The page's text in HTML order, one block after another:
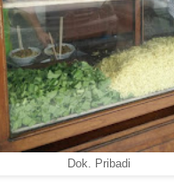
Dok. Pribadi